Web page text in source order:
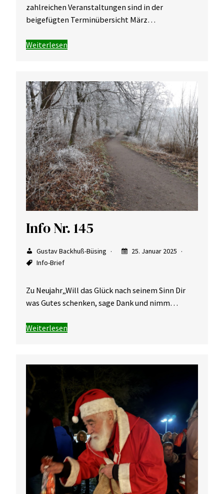
zahlreichen Veranstaltungen sind in der
beigefügten Terminübersicht März…
Weiterlesen
Info Nr. 145
Gustav Backhuß-Büsing
25. Januar 2025
Info-Brief
Zu Neujahr„Will das Glück nach seinem Sinn Dir
was Gutes schenken, sage Dank und nimm…
Weiterlesen